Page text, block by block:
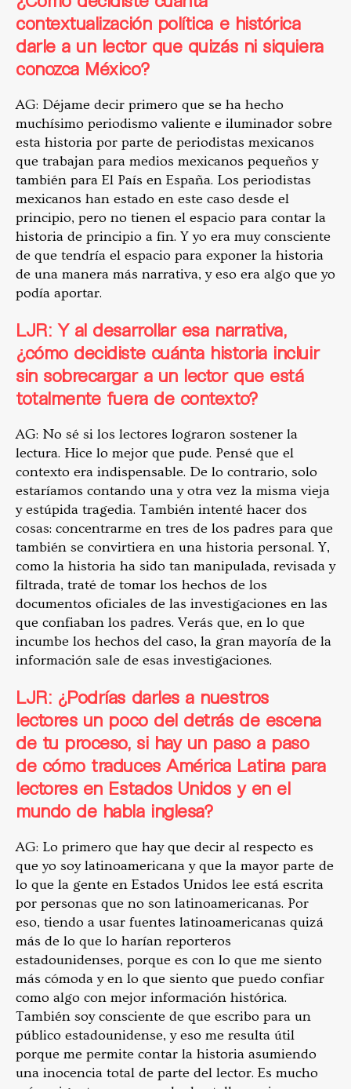
contextualización política e histórica
darle a un lector que quizás ni siquiera
conozca México?
AG: Déjame decir primero que se ha hecho
muchísimo periodismo valiente e iluminador sobre
esta historia por parte de periodistas mexicanos
que trabajan para medios mexicanos pequeños y
también para El País en España. Los periodistas
mexicanos han estado en este caso desde el
principio, pero no tienen el espacio para contar la
historia de principio a fin. Y yo era muy consciente
de que tendría el espacio para exponer la historia
de una manera más narrativa, y eso era algo que yo
podía aportar.
LJR: Y al desarrollar esa narrativa,
¿cómo decidiste cuánta historia incluir
sin sobrecargar a un lector que está
totalmente fuera de contexto?
AG: No sé si los lectores lograron sostener la
lectura. Hice lo mejor que pude. Pensé que el
contexto era indispensable. De lo contrario, solo
estaríamos contando una y otra vez la misma vieja
y estúpida tragedia. También intenté hacer dos
cosas: concentrarme en tres de los padres para que
también se convirtiera en una historia personal. Y,
como la historia ha sido tan manipulada, revisada y
filtrada, traté de tomar los hechos de los
documentos oficiales de las investigaciones en las
que confiaban los padres. Verás que, en lo que
incumbe los hechos del caso, la gran mayoría de la
información sale de esas investigaciones.
LJR: ¿Podrías darles a nuestros
lectores un poco del detrás de escena
de tu proceso, si hay un paso a paso
de cómo traduces América Latina para
lectores en Estados Unidos y en el
mundo de habla inglesa?
AG: Lo primero que hay que decir al respecto es
que yo soy latinoamericana y que la mayor parte de
lo que la gente en Estados Unidos lee está escrita
por personas que no son latinoamericanas. Por
eso, tiendo a usar fuentes latinoamericanas quizá
más de lo que lo harían reporteros
estadounidenses, porque es con lo que me siento
más cómoda y en lo que siento que puedo confiar
como algo con mejor información histórica.
También soy consciente de que escribo para un
público estadounidense, y eso me resulta útil
porque me permite contar la historia asumiendo
una inocencia total de parte del lector. Es mucho